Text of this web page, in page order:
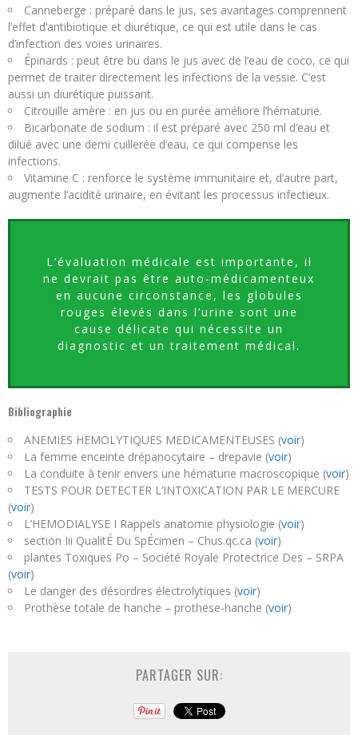
Canneberge : préparé dans le jus, ses avantages comprennent
l’effet d’antibiotique et diurétique, ce qui est utile dans le cas
d’infection des voies urinaires.
Épinards : peut être bu dans le jus avec de l’eau de coco, ce qui
permet de traiter directement les infections de la vessie. C’est
aussi un diurétique puissant.
Citrouille amère : en jus ou en purée améliore l’hématurie.
Bicarbonate de sodium : il est préparé avec 250 ml d’eau et
dilué avec une demi cuillerée d’eau, ce qui compense les
infections.
Vitamine C : renforce le système immunitaire et, d’autre part,
augmente l’acidité urinaire, en évitant les processus infectieux.
L’évaluation médicale est importante, il
ne devrait pas être auto-médicamenteux
en aucune circonstance, les globules
rouges élevés dans l’urine sont une
cause délicate qui nécessite un
diagnostic et un traitement médical.
Bibliographie
ANEMIES HEMOLYTIQUES MEDICAMENTEUSES (voir)
La femme enceinte drépanocytaire – drepavie (voir)
La conduite à tenir envers une hématurie macroscopique (voir)
TESTS POUR DETECTER L’INTOXICATION PAR LE MERCURE
(voir)
L’HEMODIALYSE I Rappels anatomie physiologie (voir)
section Iii QualitÉ Du SpÉcimen – Chus.qc.ca (voir)
plantes Toxiques Po – Société Royale Protectrice Des – SRPA
(voir)
Le danger des désordres électrolytiques (voir)
Prothèse totale de hanche – prothese-hanche (voir)
PARTAGER SUR: